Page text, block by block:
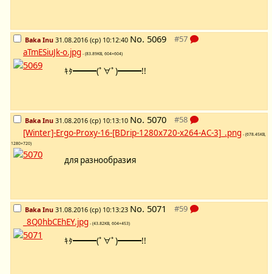
Baka Inu 31.08.2016 (ср) 10:12:40 No. 5069
aTmESiuJk-o.jpg - (83.89KB, 604×604)
ｷﾀ━━━(ﾟ∀ﾟ)━━━!!
Baka Inu 31.08.2016 (ср) 10:13:10 No. 5070
[Winter]-Ergo-Proxy-16-[BDrip-1280x720-x264-AC-3]_.png - (678.45KB,
1280×720)
для разнообразия
Baka Inu 31.08.2016 (ср) 10:13:23 No. 5071
_8Q0hbCEhEY.jpg - (43.82KB, 604×453)
ｷﾀ━━━(ﾟ∀ﾟ)━━━!!